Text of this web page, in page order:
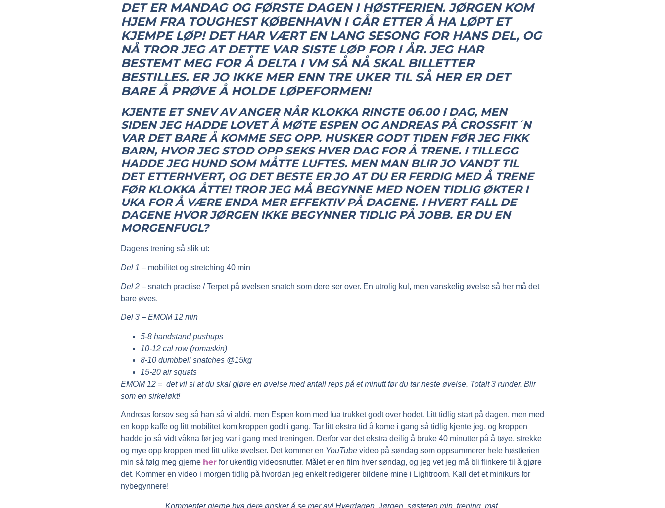
DET ER MANDAG OG FØRSTE DAGEN I HØSTFERIEN. JØRGEN KOM
HJEM FRA TOUGHEST KØBENHAVN I GÅR ETTER Å HA LØPT ET
KJEMPE LØP! DET HAR VÆRT EN LANG SESONG FOR HANS DEL, OG
NÅ TROR JEG AT DETTE VAR SISTE LØP FOR I ÅR. JEG HAR
BESTEMT MEG FOR Å DELTA I VM SÅ NÅ SKAL BILLETTER
BESTILLES. ER JO IKKE MER ENN TRE UKER TIL SÅ HER ER DET
BARE Å PRØVE Å HOLDE LØPEFORMEN!
KJENTE ET SNEV AV ANGER NÅR KLOKKA RINGTE 06.00 I DAG, MEN
SIDEN JEG HADDE LOVET Å MØTE ESPEN OG ANDREAS PÅ CROSSFIT´N
VAR DET BARE Å KOMME SEG OPP. HUSKER GODT TIDEN FØR JEG FIKK
BARN, HVOR JEG STOD OPP SEKS HVER DAG FOR Å TRENE. I TILLEGG
HADDE JEG HUND SOM MÅTTE LUFTES. MEN MAN BLIR JO VANDT TIL
DET ETTERHVERT, OG DET BESTE ER JO AT DU ER FERDIG MED Å TRENE
FØR KLOKKA ÅTTE! TROR JEG MÅ BEGYNNE MED NOEN TIDLIG ØKTER I
UKA FOR Å VÆRE ENDA MER EFFEKTIV PÅ DAGENE. I HVERT FALL DE
DAGENE HVOR JØRGEN IKKE BEGYNNER TIDLIG PÅ JOBB. ER DU EN
MORGENFUGL?
Dagens trening så slik ut:
Del 1 – mobilitet og stretching 40 min
Del 2 – snatch practise / Terpet på øvelsen snatch som dere ser over. En utrolig kul, men vanskelig øvelse så her må det
bare øves.
Del 3 – EMOM 12 min
5-8 handstand pushups
10-12 cal row (romaskin)
8-10 dumbbell snatches @15kg
15-20 air squats
EMOM 12 = det vil si at du skal gjøre en øvelse med antall reps på et minutt før du tar neste øvelse. Totalt 3 runder. Blir
som en sirkeløkt!
Andreas forsov seg så han så vi aldri, men Espen kom med lua trukket godt over hodet. Litt tidlig start på dagen, men med
en kopp kaffe og litt mobilitet kom kroppen godt i gang. Tar litt ekstra tid å kome i gang så tidlig kjente jeg, og kroppen
hadde jo så vidt våkna før jeg var i gang med treningen. Derfor var det ekstra deilig å bruke 40 minutter på å tøye, strekke
og mye opp kroppen med litt ulike øvelser. Det kommer en YouTube video på søndag som oppsummerer hele høstferien
min så følg meg gjerne her for ukentlig videosnutter. Målet er en film hver søndag, og jeg vet jeg må bli flinkere til å gjøre
det. Kommer en video i morgen tidlig på hvordan jeg enkelt redigerer bildene mine i Lightroom. Kall det et minikurs for
nybegynnere!
Kommenter gjerne hva dere ønsker å se mer av! Hverdagen, Jørgen, søsteren min, trening, mat,